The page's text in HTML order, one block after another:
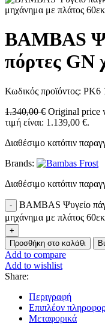
BAMBAS
πόρτες GN
μηχάνημα
Κωδικός προϊόντος: PK6
1.340,00€ Original price
τιμή είναι: 1.139,00 €.
Διαθέσιμο κατόπιν
Brands:
Διαθέσιμο κατόπιν
BAMBAS Ψυγείο
μηχάνημα με πλάτος
Προσθήκη στο καλάθι
Add to compare
Add to wishlist
Share:
Περιγραφή
Επιπλέον
Μεταφορικά